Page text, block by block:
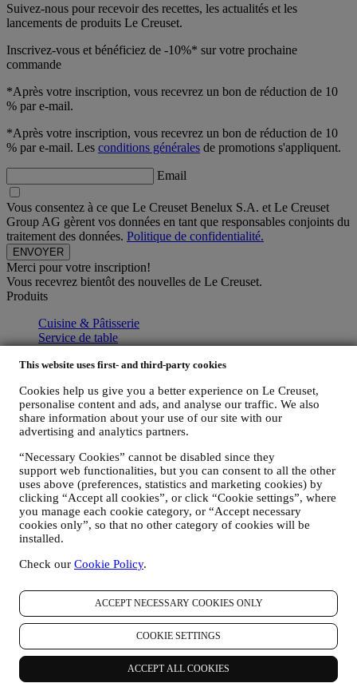
This website uses first- and third-party cookies
Cookies help us give you a better experience on Le Creuset,
personalise content and ads, and analyse our traffic. We also
share information about your use of our site with our
advertising and analytics partners.
“Necessary Cookies” cannot be disabled since they
support web functionalities, but you can consent to all the other
uses above (preferences, statistics and marketing cookies) by
clicking “Accept all cookies”, or click “Cookie settings”, where
you manage each cookie category, or “Accept necessary
cookies only”, so that no other category of cookies will be
installed.
Check our Cookie Policy.
ACCEPT NECESSARY COOKIES ONLY
COOKIE SETTINGS
ACCEPT ALL COOKIES
Suivez-nous pour recevoir des recettes, les actualités et les
lancements de produits Le Creuset.
Inscrivez-vous et bénéficiez de -10%* sur votre prochaine
commande
*Après votre inscription, vous recevrez un bon de réduction de 10
% par e-mail.
*Après votre inscription, vous recevrez un bon de réduction de 10
% par e-mail. Les conditions générales de promotions s'appliquent.
Email
Vous consentez à ce que Le Creuset Benelux S.A. et Le Creuset
Group AG gèrent vos données en tant que responsables conjoints du
traitement des données. Politique de confidentialité.
Merci pour votre inscription!
Vous recevrez bientôt des nouvelles de Le Creuset.
Produits
Cuisine & Pâtisserie
Service de table
Cadeaux
Découvrir
Recettes
Nos Histoires
Concours
Carte Cadeau
À propos de Le Creuset
Notre Héritage
Notre Savoir-faire
Trouver un magasin
Entretien et Utilisation
FAQs
Livraison et retours